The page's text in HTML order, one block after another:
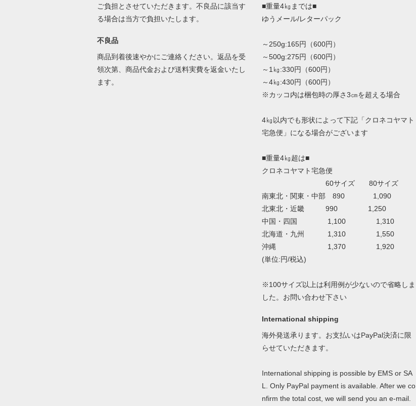
ご負担とさせていただきます。不良品に該当す
る場合は当方で負担いたします。
不良品
商品到着後速やかにご連絡ください。返品を受
領次第、商品代金および送料実費を返金いたし
ます。
■重量4㎏までは■
ゆうメール/レターパック
～250g:165円（600円）
～500g:275円（600円）
～1㎏:330円（600円）
～4㎏:430円（600円）
※カッコ内は梱包時の厚さ3㎝を超える場合
4㎏以内でも形状によって下記「クロネコヤマト
宅急便」になる場合がございます
■重量4㎏超は■
クロネコヤマト宅急便
60サイズ 80サイズ
南東北・関東・中部 890 1,090
北東北・近畿 990 1,250
中国・四国 1,100 1,310
北海道・九州 1,310 1,550
沖縄 1,370 1,920
(単位:円/税込)
※100サイズ以上は利用例が少ないので省略しま
した。お問い合わせ下さい
International shipping
海外発送承ります。お支払いはPayPal決済に限
らせていただきます。
International shipping is possible by EMS or SA
L. Only PayPal payment is available. After we co
nfirm the total cost, we will send you an e-mail.